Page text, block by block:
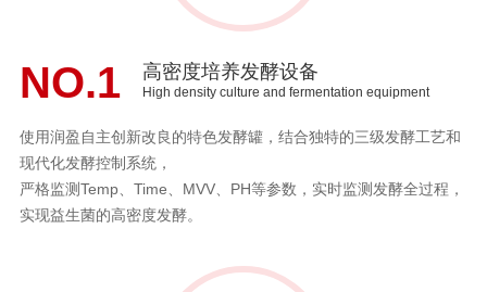
NO.1 高密度培养发酵设备
High density culture and fermentation equipment
使用润盈自主创新改良的特色发酵罐，结合独特的三级发酵工艺和
现代化发酵控制系统，
严格监测Temp、Time、MVV、PH等参数，实时监测发酵全过程，
实现益生菌的高密度发酵。